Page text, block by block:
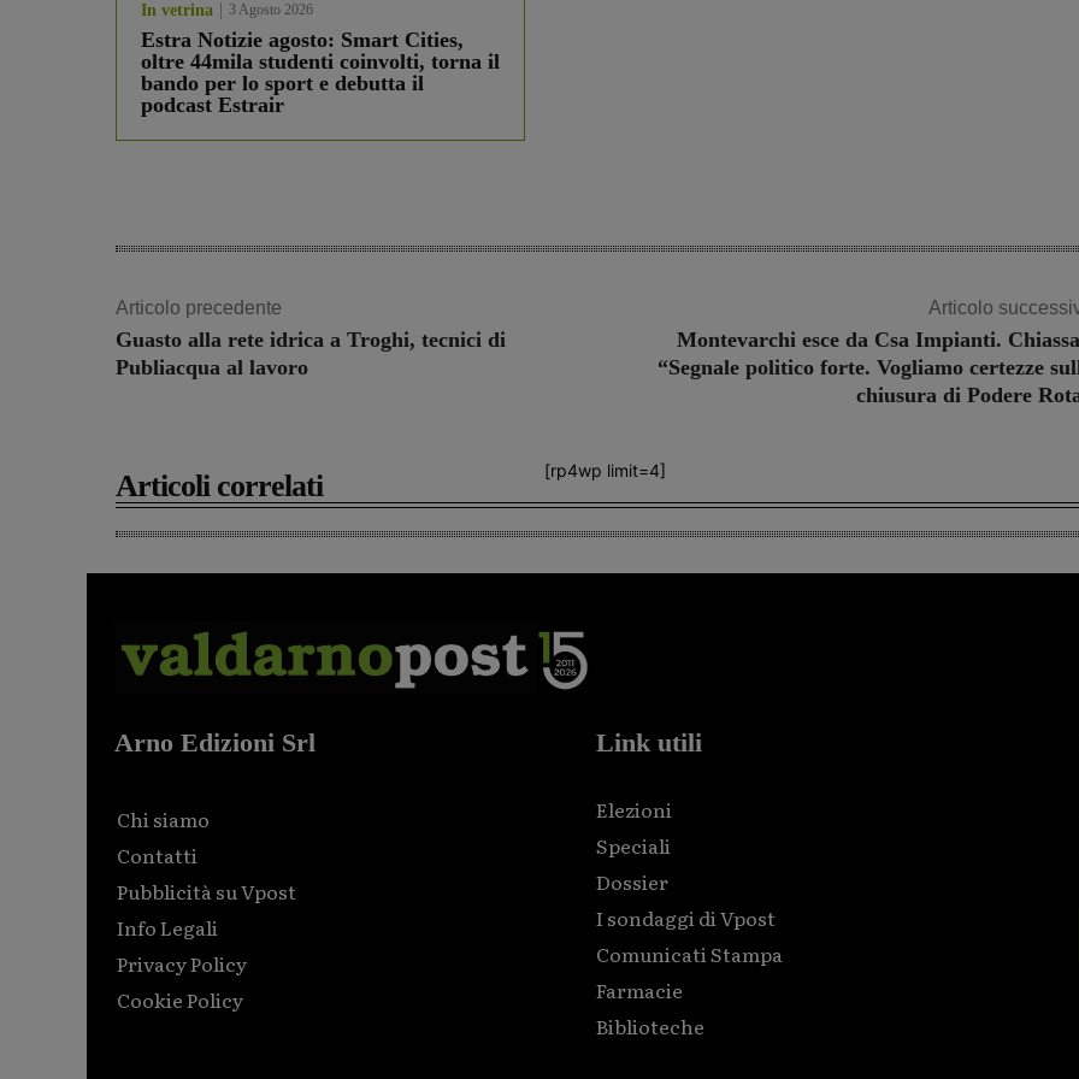
In vetrina 3 Agosto 2026
Estra Notizie agosto: Smart Cities,
oltre 44mila studenti coinvolti, torna il
bando per lo sport e debutta il
podcast Estrair
Articolo precedente
Guasto alla rete idrica a Troghi, tecnici di
Publiacqua al lavoro
Articolo
Montevarchi esce da Csa Impianti.
“Segnale politico forte. Vogliamo certezze
chiusura di Podere
[rp4wp limit=4]
Articoli correlati
Arno Edizioni Srl
Chi siamo
Contatti
Pubblicità su Vpost
Info Legali
Privacy Policy
Cookie Policy
Link utili
Elezioni
Speciali
Dossier
I sondaggi di Vpost
Comunicati Stampa
Farmacie
Biblioteche